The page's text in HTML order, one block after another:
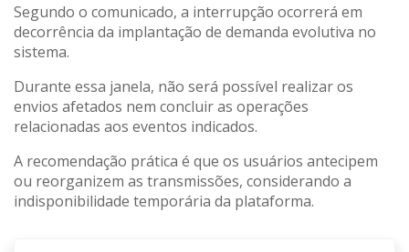
Segundo o comunicado, a interrupção ocorrerá em
decorrência da implantação de demanda evolutiva no
sistema.
Durante essa janela, não será possível realizar os
envios afetados nem concluir as operações
relacionadas aos eventos indicados.
A recomendação prática é que os usuários antecipem
ou reorganizem as transmissões, considerando a
indisponibilidade temporária da plataforma.